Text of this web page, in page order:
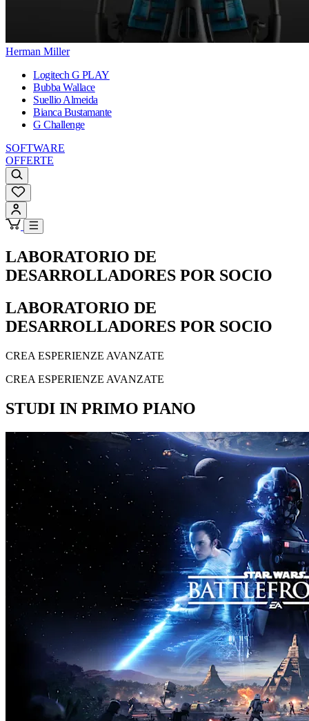
Herman Miller
Logitech G PLAY
Bubba Wallace
Suellio Almeida
Bianca Bustamante
G Challenge
SOFTWARE
OFFERTE
LABORATORIO DE
DESARROLLADORES POR SOCIO
LABORATORIO DE
DESARROLLADORES POR SOCIO
CREA ESPERIENZE AVANZATE
CREA ESPERIENZE AVANZATE
STUDI IN PRIMO PIANO